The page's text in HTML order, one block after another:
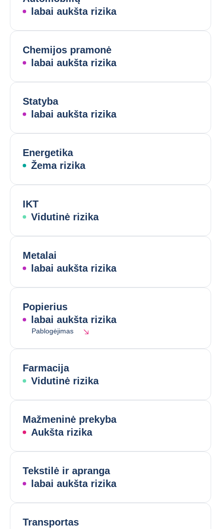
labai aukšta rizika
Chemijos pramonė
labai aukšta rizika
Statyba
labai aukšta rizika
Energetika
Žema rizika
IKT
Vidutinė rizika
Metalai
labai aukšta rizika
Popierius
labai aukšta rizika
Pablogėjimas
Farmacija
Vidutinė rizika
Mažmeninė prekyba
Aukšta rizika
Tekstilė ir apranga
labai aukšta rizika
Transportas